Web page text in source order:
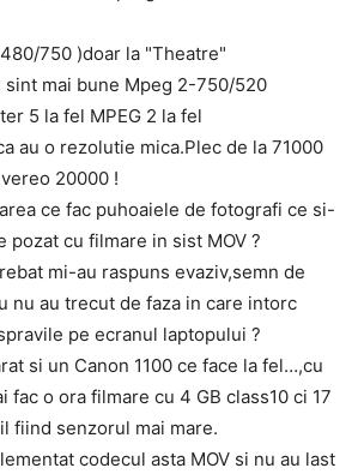
750 )doar la "Theatre"
sint mai bune Mpeg 2-750/520
5 la fel MPEG 2 la fel
au o rezolutie mica.Plec de la 71000
20000 !
ce fac puhoaiele de fotografi ce si-
pozat cu filmare in sist MOV ?
mi-au raspuns evaziv,semn de
nu au trecut de faza in care intorc
pe ecranul laptopului ?
si un Canon 1100 ce face la fel…,cu
fac o ora filmare cu 4 GB class10 ci 17
fiind senzorul mai mare.
codecul asta MOV si nu au last